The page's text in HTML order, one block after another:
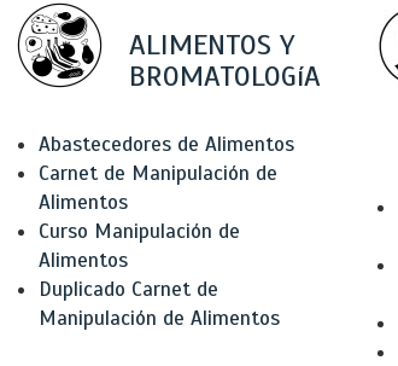
ALIMENTOS Y
BROMATOLOGíA
Abastecedores de Alimentos
Carnet de Manipulación de
Alimentos
Curso Manipulación de
Alimentos
Duplicado Carnet de
Manipulación de Alimentos